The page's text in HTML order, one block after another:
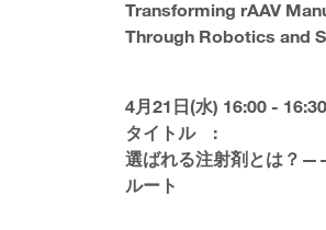
Transforming rAAV
Through Robotics and
4月21日(水) 16:00 -
タイトル :
選ばれる注射剤とは？
ルート